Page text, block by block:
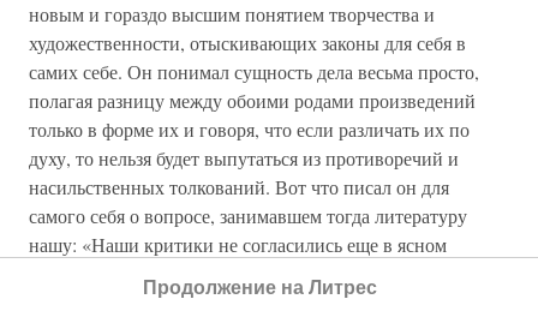
новым и гораздо высшим понятием творчества и
художественности, отыскивающих законы для себя в
самих себе. Он понимал сущность дела весьма просто,
полагая разницу между обоими родами произведений
только в форме их и говоря, что если различать их по
духу, то нельзя будет выпутаться из противоречий и
насильственных толкований. Вот что писал он для
самого себя о вопросе, занимавшем тогда литературу
нашу: «Наши критики не согласились еще в ясном
Сбивчивым понятием о сем предмете обязаны мы
Продолжение на Литрес